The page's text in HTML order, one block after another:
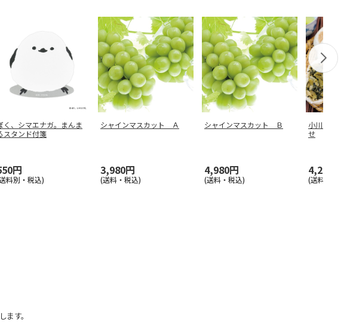
く、シマエナガ。まんま
スタンド付箋
円
料別・税込)
シャインマスカット Ａ
3,980円
(送料・税込)
シャインマスカット Ｂ
4,980円
(送料・税込)
小川の庄
せ
4,290円
(送料・税込)
す。